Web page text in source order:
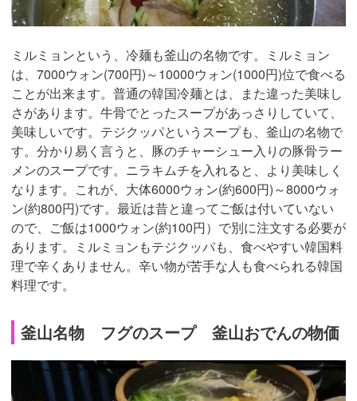
ミルミョンという、冷麺も釜山の名物です。ミルミョン
は、7000ウォン(700円)～10000ウォン(1000円)位で食べる
ことが出来ます。普通の韓国冷麺とは、また違った美味し
さがあります。牛骨でとったスープがあっさりしていて、
美味しいです。テジクッパというスープも、釜山の名物で
す。分かり易く言うと、豚のチャーシュー入りの豚骨ラー
メンのスープです。ニラキムチを入れると、より美味しく
なります。これが、大体6000ウォン(約600円)～8000ウォ
ン(約800円)です。最近は昔と違ってご飯は付いていない
ので、ご飯は1000ウォン(約100円）で別に注文する必要が
あります。ミルミョンもテジクッパも、食べやすい韓国料
理で辛くありません。辛い物が苦手な人も食べられる韓国
料理です。
釜山名物 フグのスープ 釜山おでんの物価